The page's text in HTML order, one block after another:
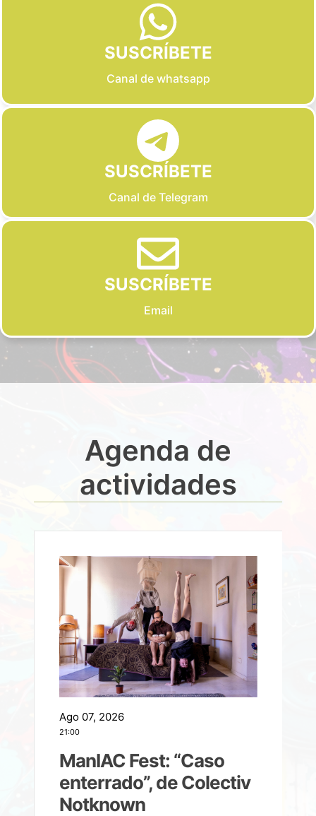
SUSCRÍBETE
Canal de whatsapp
SUSCRÍBETE
Canal de Telegram
SUSCRÍBETE
Email
Agenda de
actividades
Ago 07, 2026
21:00
ManIAC Fest: “Caso
enterrado”, de Colectiv
Notknown